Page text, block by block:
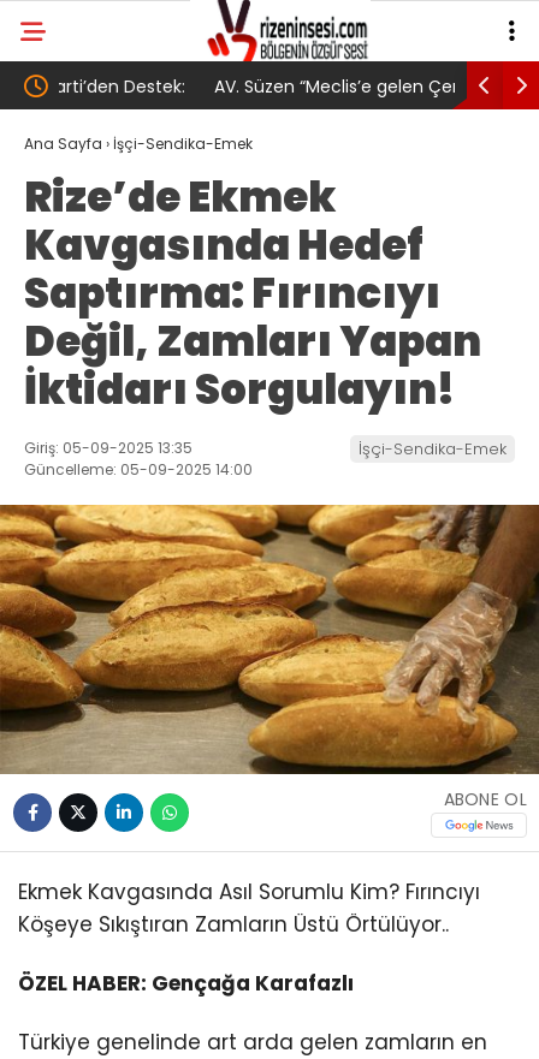
AV. Süzen “Meclis’e gelen Çerçeve
Yasa Türkiye’de yeni bir başlangıç için
umudumuzun fidesi olmuştur”
YENİ
Ana Sayfa › İşçi-Sendika-Emek
Rize’de Ekmek
Kavgasında Hedef
Saptırma: Fırıncıyı
Değil, Zamları Yapan
İktidarı Sorgulayın!
Giriş: 05-09-2025 13:35
Güncelleme: 05-09-2025 14:00
İşçi-Sendika-Emek
ABONE OL
Ekmek Kavgasında Asıl Sorumlu Kim? Fırıncıyı
Köşeye Sıkıştıran Zamların Üstü Örtülüyor..
ÖZEL HABER: Gençağa Karafazlı
Türkiye genelinde art arda gelen zamların en